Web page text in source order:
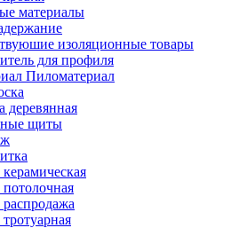
материалы
изоляционные товары
для профиля
Пиломатериал
деревянная
щиты